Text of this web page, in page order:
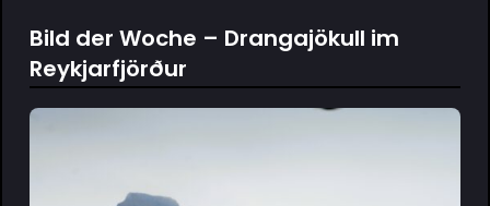
Bild der Woche – Drangajökull im
Reykjarfjörður